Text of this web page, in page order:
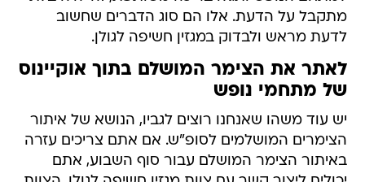
מתקבל על הדעת. אלו הם סוג הדברים שחשוב
לדעת מראש ולבדוק במגזין חשיפה לגולן.
לאתר את הצימר המושלם בתוך אוקיינוס
של מתחמי נופש
יש עוד משהו שאנחנו רוצים לגביו, הנושא של איתור
הצימרים המושלמים לסופ"ש. אם אתם צריכים עזרה
באיתור הצימר המושלם עבור סוף השבוע, אתם